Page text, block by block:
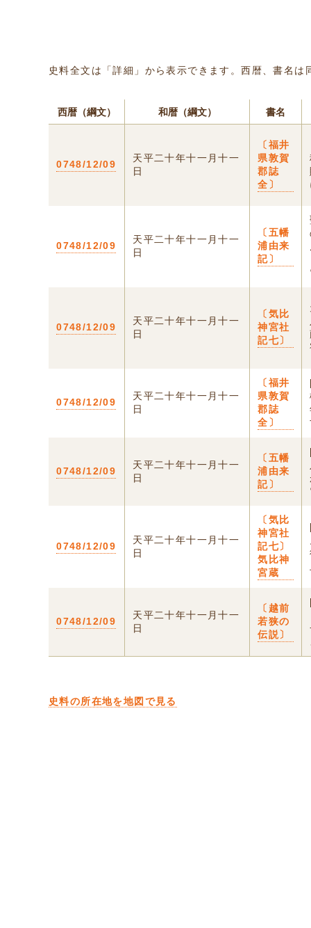
史料全文は「詳細」から表示できます。西暦、書名
西暦（綱文） 和暦（綱文） 書名
0748/12/09
天平二十年十一月十一
日
〔福井
県敦賀
郡誌
全〕
0748/12/09
天平二十年十一月十一
日
〔五幡
浦由来
記〕
0748/12/09
天平二十年十一月十一
日
〔気比
神宮社
記七〕
0748/12/09
天平二十年十一月十一
日
〔福井
県敦賀
郡誌
全〕
0748/12/09
天平二十年十一月十一
日
〔五幡
浦由来
記〕
0748/12/09
天平二十年十一月十一
日
〔気比
神宮社
記七〕
気比神
宮蔵
0748/12/09
天平二十年十一月十一
日
〔越前
若狭の
伝説〕
史料の所在地を地図で見る